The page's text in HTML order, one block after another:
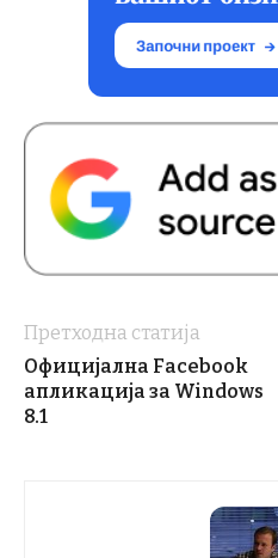
Претходна статија
Официјална Facebook
апликација за Windows
8.1